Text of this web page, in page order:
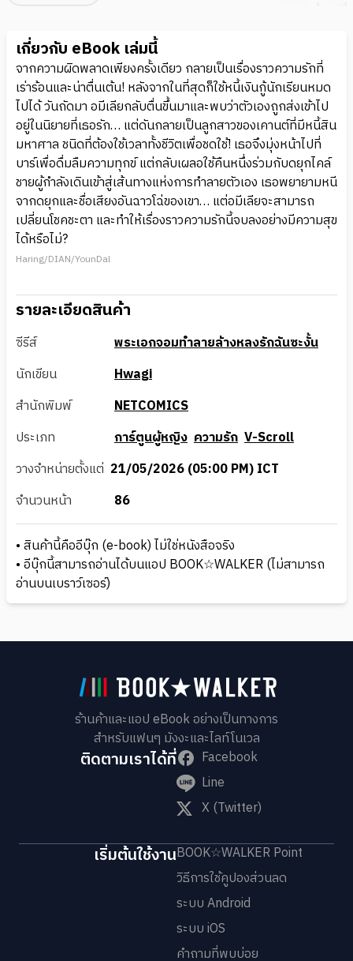
เกี่ยวกับ eBook เล่มนี้
จากความผิดพลาดเพียงครั้งเดียว กลายเป็นเรื่องราวความรักที่
เร่าร้อนและน่าตื่นเต้น! หลังจากในที่สุดก็ใช้หนี้เงินกู้นักเรียนหมด
ไปได้ วันถัดมา อมีเลียกลับตื่นขึ้นมาและพบว่าตัวเองถูกส่งเข้าไป
อยู่ในนิยายที่เธอรัก… แต่ดันกลายเป็นลูกสาวของเคานต์ที่มีหนี้สิน
มหาศาล ชนิดที่ต้องใช้เวลาทั้งชีวิตเพื่อชดใช้! เธอจึงมุ่งหน้าไปที่
บาร์เพื่อดื่มลืมความทุกข์ แต่กลับเผลอใช้คืนหนึ่งร่วมกับดยุกไคล์
ชายผู้กำลังเดินเข้าสู่เส้นทางแห่งการทำลายตัวเอง เธอพยายามหนี
จากดยุกและชื่อเสียงอันฉาวโฉ่ของเขา… แต่อมีเลียจะสามารถ
เปลี่ยนโชคชะตา และทำให้เรื่องราวความรักนี้จบลงอย่างมีความสุข
ได้หรือไม่?
Haring/DIAN/YounDal
รายละเอียดสินค้า
ซีรีส์
พระเอกจอมทำลายล้างหลงรักฉันซะงั้น
นักเขียน
Hwagi
สำนักพิมพ์
NETCOMICS
ประเภท
การ์ตูนผู้หญิง ความรัก V-Scroll
วางจำหน่ายตั้งแต่ 21/05/2026 (05:00 PM) ICT
จำนวนหน้า
86
• สินค้านี้คืออีบุ๊ก (e-book) ไม่ใช่หนังสือจริง
• อีบุ๊กนี้สามารถอ่านได้บนแอป BOOK☆WALKER (ไม่สามารถ
อ่านบนเบราว์เซอร์)
ร้านค้าและแอป eBook อย่างเป็นทางการ
สำหรับแฟนๆ มังงะและไลท์โนเวล
ติดตามเราได้ที่
Facebook
Line
X (Twitter)
เริ่มต้นใช้งานBOOK☆WALKER Point
วิธีการใช้คูปองส่วนลด
ระบบ Android
ระบบ iOS
คำถามที่พบบ่อย